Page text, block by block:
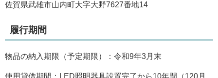
佐賀県武雄市山内町大字大野7627番地14
履行期間
物品の納入期限（予定期限）：令和9年3月末
使用貸借期間：LED照明器具設置完了から10年間（120月